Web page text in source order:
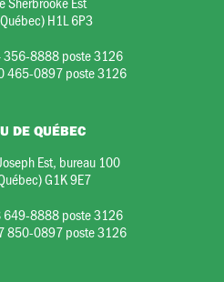
H1L 6P3
356-8888 poste 3126
465-0897 poste 3126
DE QUÉBEC
Est, bureau 100
G1K 9E7
649-8888 poste 3126
850-0897 poste 3126